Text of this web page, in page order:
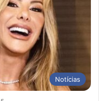
Notícias